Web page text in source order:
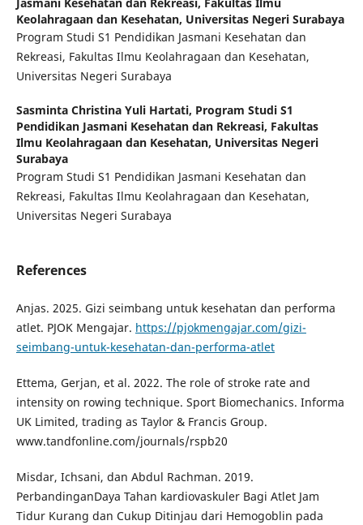
Keolahragaan dan Kesehatan, Universitas Negeri Surabaya
Program Studi S1 Pendidikan Jasmani Kesehatan dan
Rekreasi, Fakultas Ilmu Keolahragaan dan Kesehatan,
Universitas Negeri Surabaya
Sasminta Christina Yuli Hartati, Program Studi S1
Pendidikan Jasmani Kesehatan dan Rekreasi, Fakultas
Ilmu Keolahragaan dan Kesehatan, Universitas Negeri
Surabaya
Program Studi S1 Pendidikan Jasmani Kesehatan dan
Rekreasi, Fakultas Ilmu Keolahragaan dan Kesehatan,
Universitas Negeri Surabaya
References
Anjas. 2025. Gizi seimbang untuk kesehatan dan performa
atlet. PJOK Mengajar. https://pjokmengajar.com/gizi-
seimbang-untuk-kesehatan-dan-performa-atlet
Ettema, Gerjan, et al. 2022. The role of stroke rate and
intensity on rowing technique. Sport Biomechanics. Informa
UK Limited, trading as Taylor & Francis Group.
www.tandfonline.com/journals/rspb20
Misdar, Ichsani, dan Abdul Rachman. 2019.
PerbandinganDaya Tahan kardiovaskuler Bagi Atlet Jam
Tidur Kurang dan Cukup Ditinjau dari Hemogoblin pada